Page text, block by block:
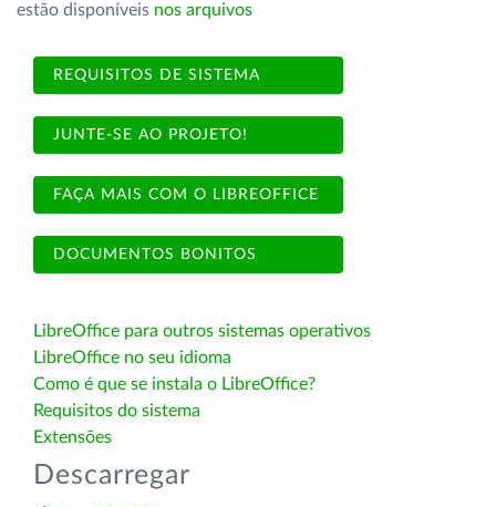
estão disponíveis nos arquivos
REQUISITOS DE SISTEMA
JUNTE-SE AO PROJETO!
FAÇA MAIS COM O LIBREOFFICE
DOCUMENTOS BONITOS
LibreOffice para outros sistemas operativos
LibreOffice no seu idioma
Como é que se instala o LibreOffice?
Requisitos do sistema
Extensões
Descarregar